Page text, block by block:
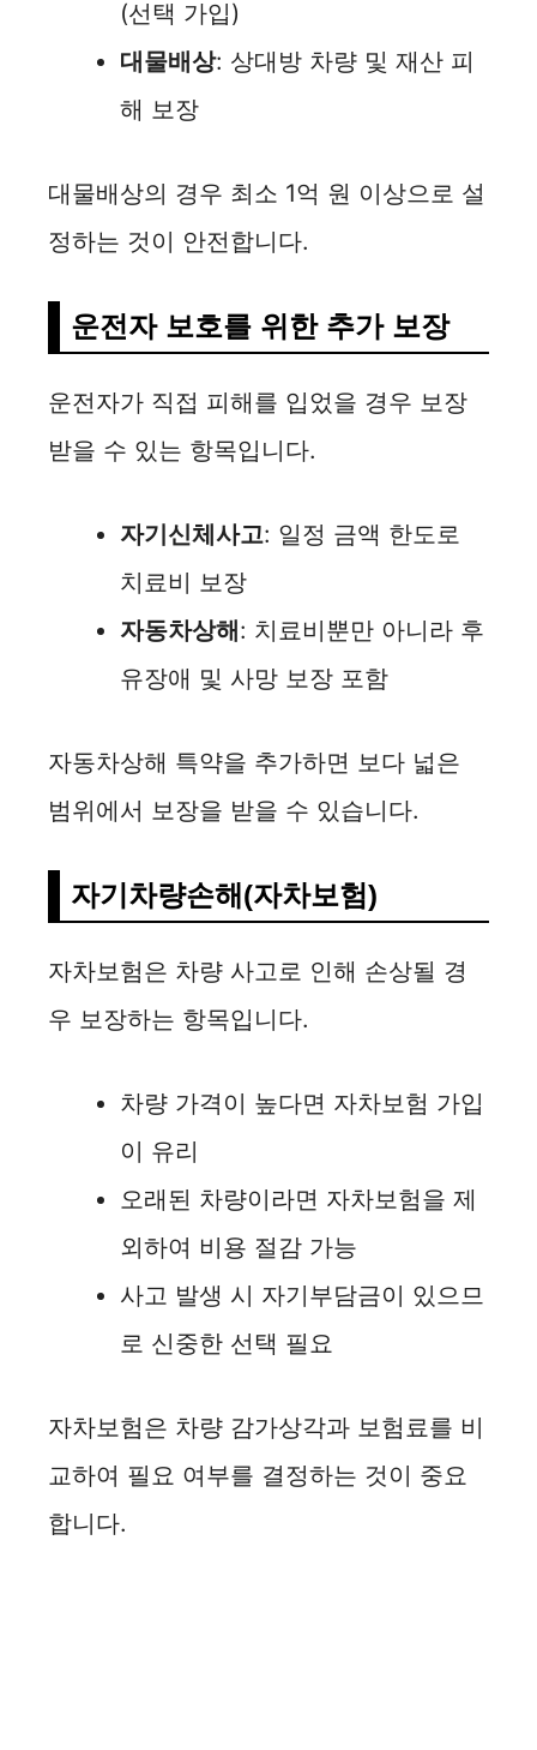
(선택 가입)
대물배상: 상대방 차량 및 재산 피
해 보장
대물배상의 경우 최소 1억 원 이상으로 설
정하는 것이 안전합니다.
운전자 보호를 위한 추가 보장
운전자가 직접 피해를 입었을 경우 보장
받을 수 있는 항목입니다.
자기신체사고: 일정 금액 한도로
치료비 보장
자동차상해: 치료비뿐만 아니라 후
유장애 및 사망 보장 포함
자동차상해 특약을 추가하면 보다 넓은
범위에서 보장을 받을 수 있습니다.
자기차량손해(자차보험)
자차보험은 차량 사고로 인해 손상될 경
우 보장하는 항목입니다.
차량 가격이 높다면 자차보험 가입
이 유리
오래된 차량이라면 자차보험을 제
외하여 비용 절감 가능
사고 발생 시 자기부담금이 있으므
로 신중한 선택 필요
자차보험은 차량 감가상각과 보험료를 비
교하여 필요 여부를 결정하는 것이 중요
합니다.